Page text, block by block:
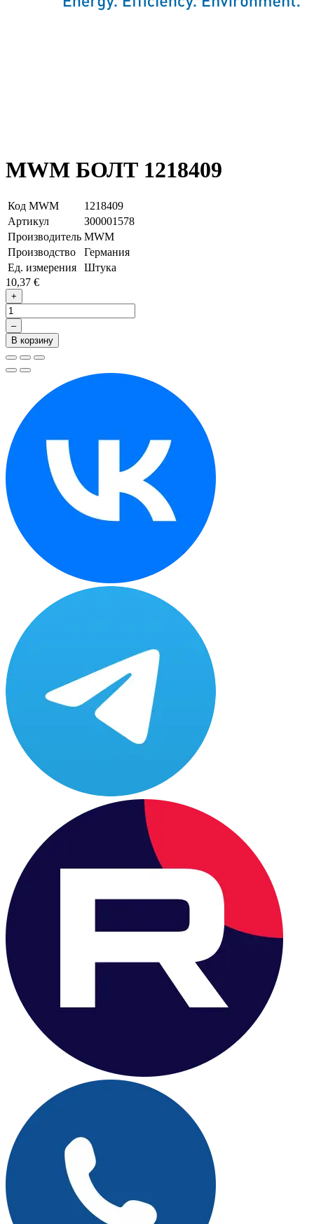
MWM БОЛТ 1218409
Код MWM
1218409
Артикул
З00001578
Производитель MWM
Производство
Германия
Ед. измерения
Штука
10,37 €
+
–
В корзину